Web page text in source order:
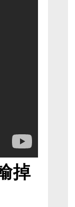
掉